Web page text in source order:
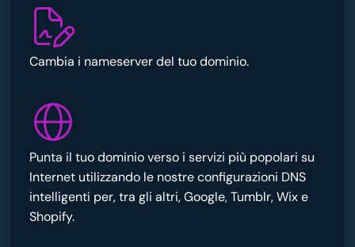
Cambia i nameserver del tuo dominio.
Punta il tuo dominio verso i servizi più popolari su
Internet utilizzando le nostre configurazioni DNS
intelligenti per, tra gli altri, Google, Tumblr, Wix e
Shopify.